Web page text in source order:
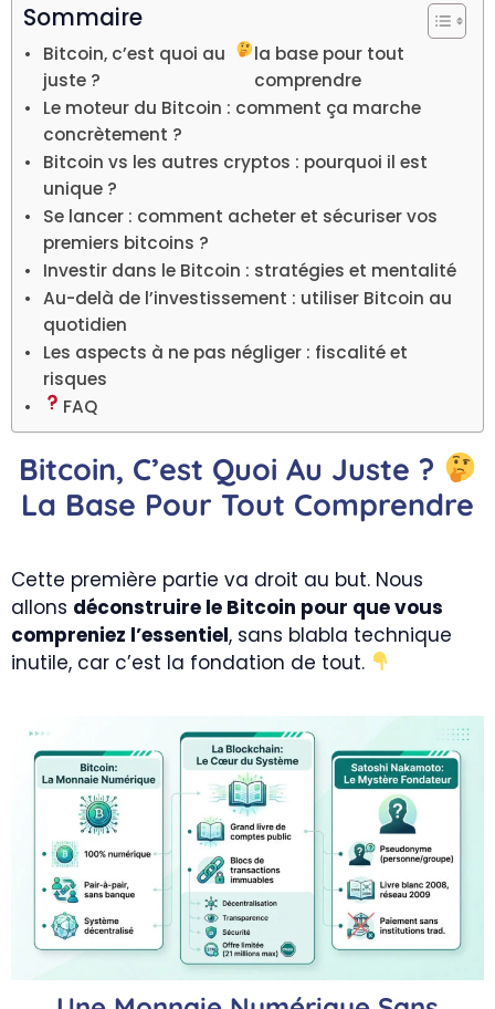
Sommaire
Bitcoin, c’est quoi au
juste ?
la base pour tout
comprendre
Le moteur du Bitcoin : comment ça marche
concrètement ?
Bitcoin vs les autres cryptos : pourquoi il est
unique ?
Se lancer : comment acheter et sécuriser vos
premiers bitcoins ?
Investir dans le Bitcoin : stratégies et mentalité
Au-delà de l’investissement : utiliser Bitcoin au
quotidien
Les aspects à ne pas négliger : fiscalité et
risques
FAQ
Bitcoin, C’est Quoi Au Juste ?
La Base Pour Tout Comprendre
Cette première partie va droit au but. Nous
allons déconstruire le Bitcoin pour que vous
compreniez l’essentiel, sans blabla technique
inutile, car c’est la fondation de tout.